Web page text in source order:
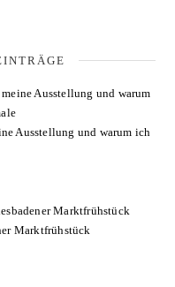
Ausstellung und warum ich
Marktfrühstück